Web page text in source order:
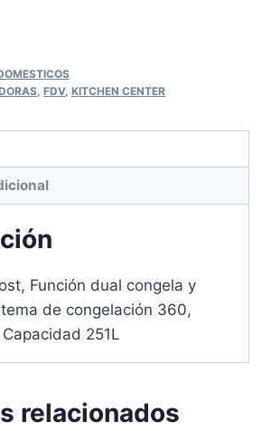
FDV, KITCHEN CENTER
Función dual congela y
de congelación 360,
251L
relacionados